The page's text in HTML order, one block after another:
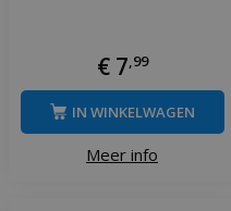
€ 7 99
Meer info
IN WINKELWAGEN